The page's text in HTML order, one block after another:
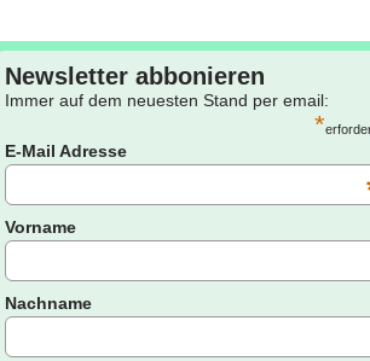
Newsletter abbonieren
Immer auf dem neuesten Stand per email:
*
E-Mail Adresse
Vorname
Nachname